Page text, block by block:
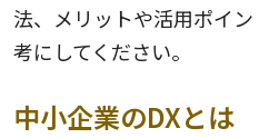
法、メリットや活用ポイ
考にしてください。
中小企業のDXとは